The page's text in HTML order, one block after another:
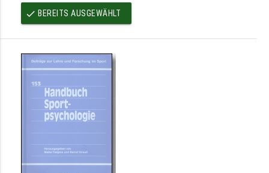
done BEREITS AUSGEWÄHLT